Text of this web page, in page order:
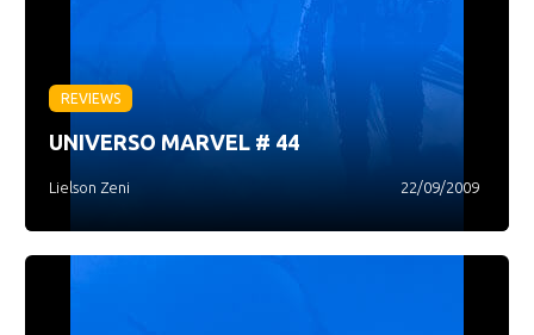
REVIEWS
UNIVERSO MARVEL # 44
Lielson Zeni 22/09/2009